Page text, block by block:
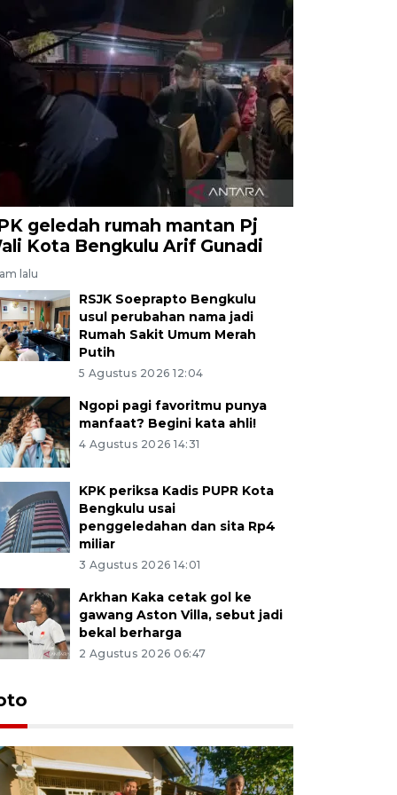
geledah rumah mantan Pj
Kota Bengkulu Arif Gunadi
lalu
RSJK Soeprapto Bengkulu
usul perubahan nama jadi
Rumah Sakit Umum Merah
Putih
5 Agustus 2026 12:04
Ngopi pagi favoritmu punya
manfaat? Begini kata ahli!
4 Agustus 2026 14:31
KPK periksa Kadis PUPR Kota
Bengkulu usai
penggeledahan dan sita Rp4
miliar
3 Agustus 2026 14:01
Arkhan Kaka cetak gol ke
gawang Aston Villa, sebut jadi
bekal berharga
2 Agustus 2026 06:47